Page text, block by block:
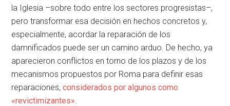
la Iglesia –sobre todo entre los sectores progresistas–,
pero transformar esa decisión en hechos concretos y,
especialmente, acordar la reparación de los
damnificados puede ser un camino arduo. De hecho, ya
aparecieron conflictos en torno de los plazos y de los
mecanismos propuestos por Roma para definir esas
reparaciones,considerados por algunos como
«revictimizantes»